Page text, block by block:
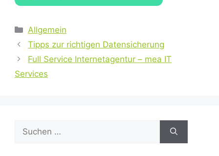
Kategorien
Allgemein
Tipps zur richtigen Datensicherung
Full Service Internetagentur – mea IT
Services
nach: